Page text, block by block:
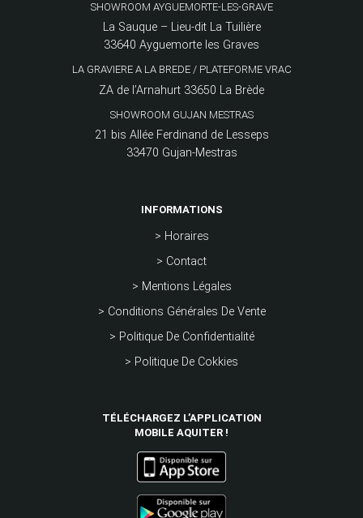
SHOWROOM AYGUEMORTE-LES-GRAVE
La Sauque – Lieu-dit La Tuilière
33640 Ayguemorte les Graves
LA GRAVIERE A LA BREDE / PLATEFORME VRAC
ZA de l’Arnahurt 33650 La Brède
SHOWROOM GUJAN MESTRAS
21 bis Allée Ferdinand de Lesseps
33470 Gujan-Mestras
INFORMATIONS
> Horaires
> Contact
> Mentions Légales
> Conditions Générales De Vente
> Politique De Confidentialité
> Politique De Cokkies
TÉLÉCHARGEZ L’APPLICATION
MOBILE AQUITER !